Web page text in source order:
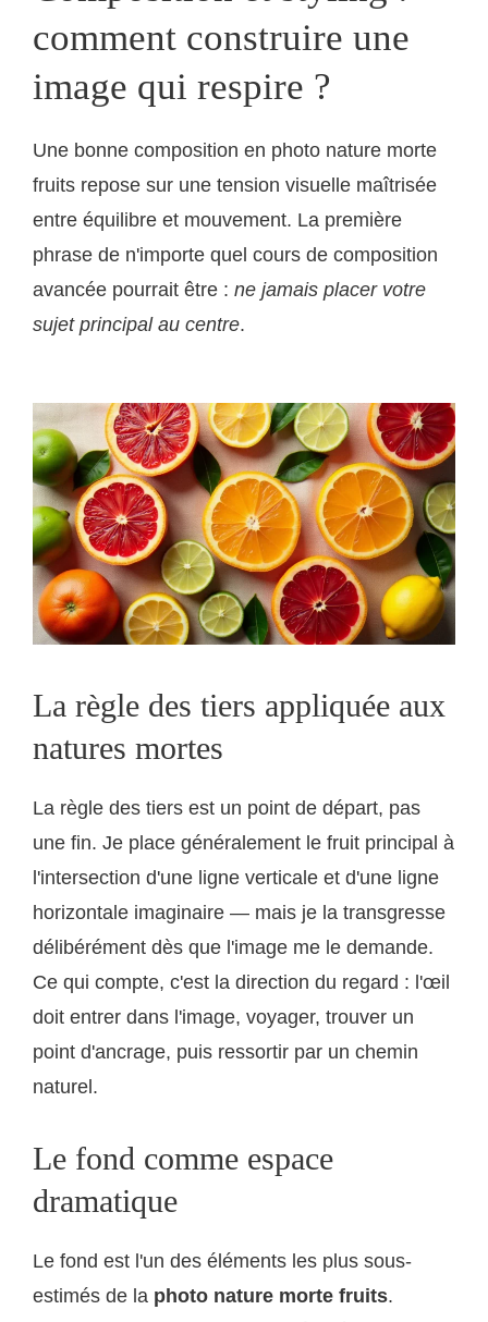
comment construire une
image qui respire ?
Une bonne composition en photo nature morte
fruits repose sur une tension visuelle maîtrisée
entre équilibre et mouvement. La première
phrase de n'importe quel cours de composition
avancée pourrait être : ne jamais placer votre
sujet principal au centre.
La règle des tiers appliquée aux
natures mortes
La règle des tiers est un point de départ, pas
une fin. Je place généralement le fruit principal à
l'intersection d'une ligne verticale et d'une ligne
horizontale imaginaire — mais je la transgresse
délibérément dès que l'image me le demande.
Ce qui compte, c'est la direction du regard : l'œil
doit entrer dans l'image, voyager, trouver un
point d'ancrage, puis ressortir par un chemin
naturel.
Le fond comme espace
dramatique
Le fond est l'un des éléments les plus sous-
estimés de la photo nature morte fruits.